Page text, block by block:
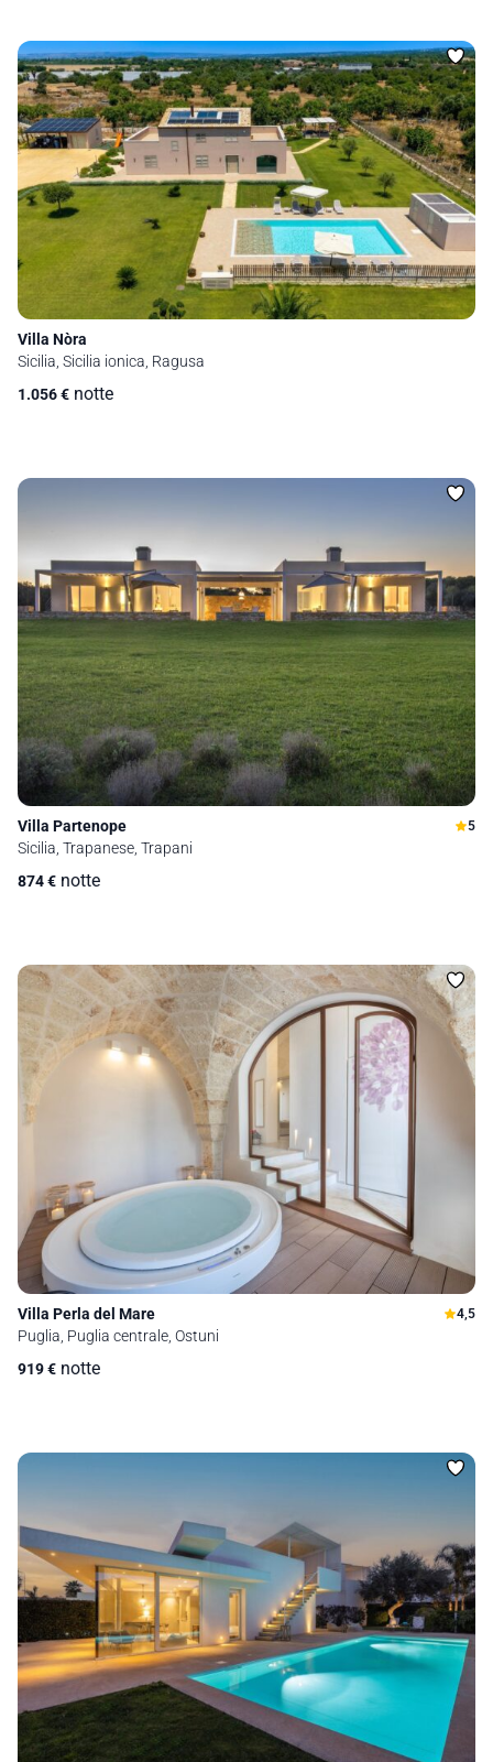
Villa Nòra
Sicilia, Sicilia ionica, Ragusa
1.056€ notte
Villa Partenope 5
Sicilia, Trapanese, Trapani
874€ notte
Villa Perla del Mare 4,5
Puglia, Puglia centrale, Ostuni
919€ notte